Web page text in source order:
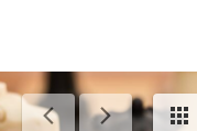
Événements